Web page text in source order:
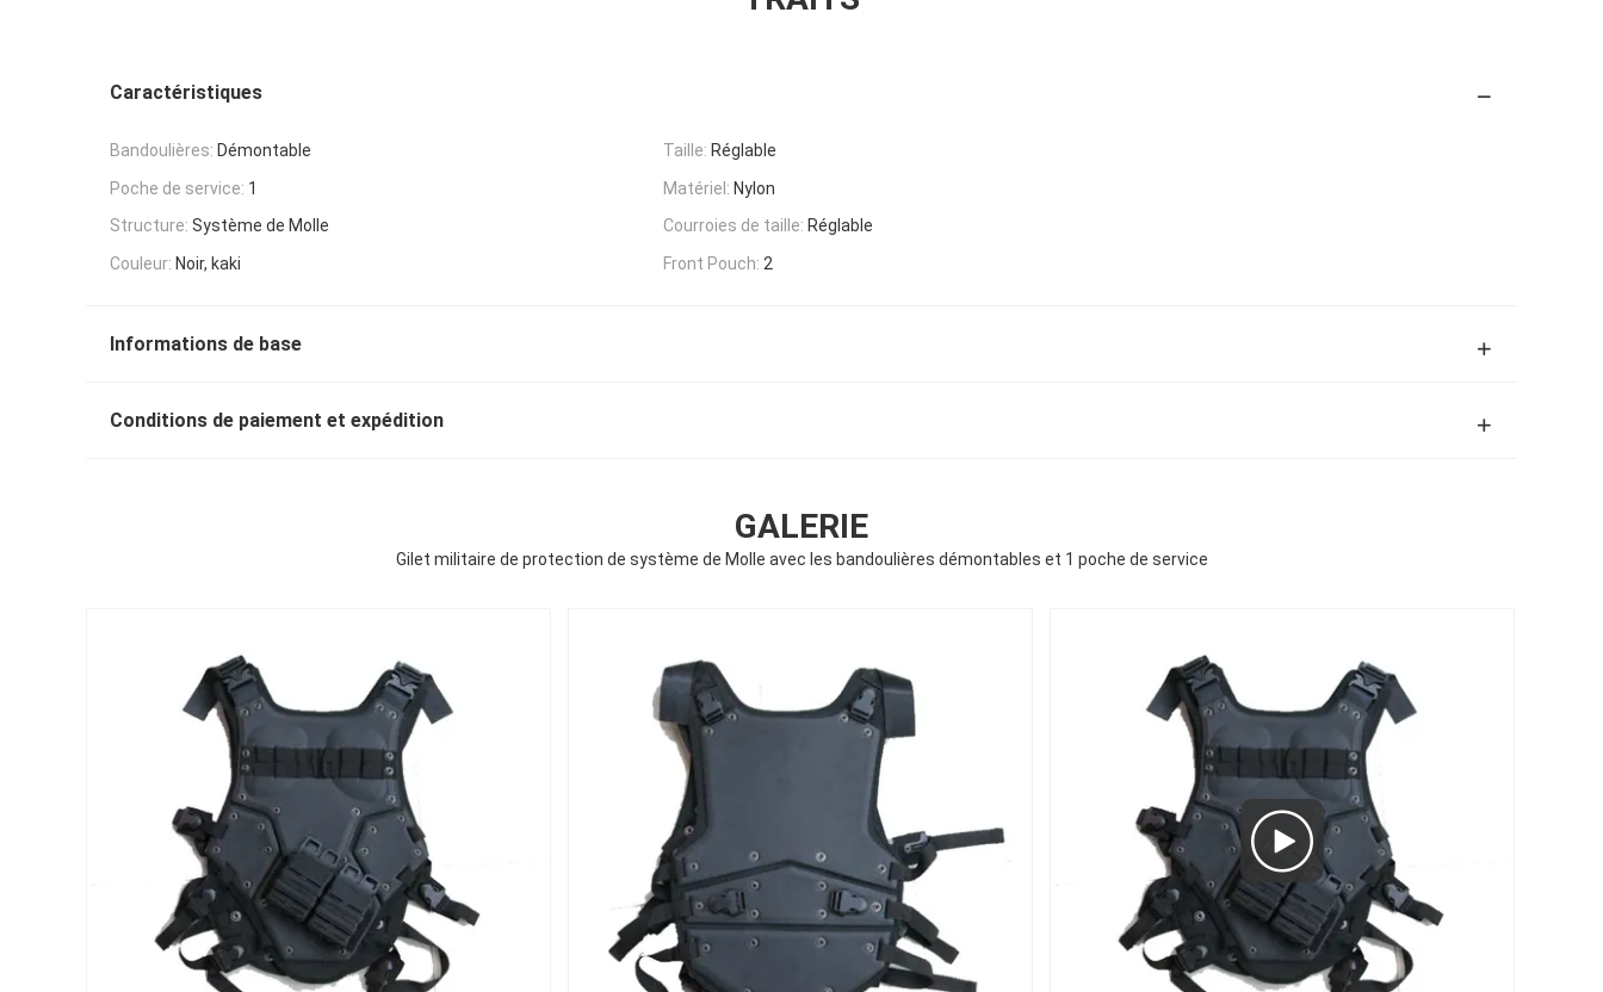
Caractéristiques
Bandoulières: Démontable Taille: Réglable
Poche de service: 1 Matériel: Nylon
Structure: Système de Molle Courroies de taille: Réglable
Couleur: Noir, kaki Front Pouch: 2
Informations de base
Conditions de paiement et expédition
GALERIE
Gilet militaire de protection de système de Molle avec les bandoulières démontables et 1 poche de service